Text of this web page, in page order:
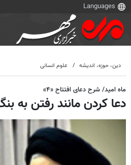
دين، حوزه، انديشه علوم انسانی
ماه امید/ شرح دعای افتتاح «۴»
دعا کردن مانند رفتن به